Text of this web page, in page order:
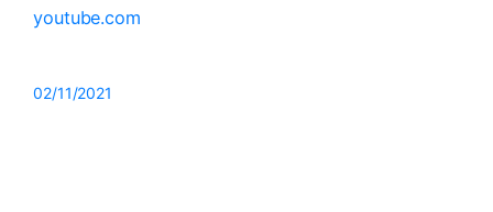
youtube.com
02/11/2021